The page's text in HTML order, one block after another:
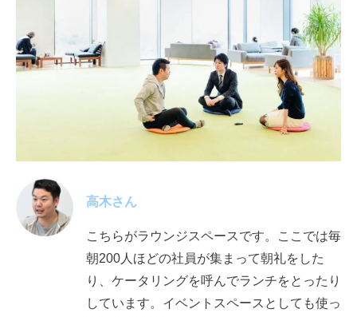
高木さん
こちらがラウンジスペースです。ここでは毎
朝200人ほどの社員が集まって朝礼をした
り、ケータリングを呼んでランチをとったり
しています。イベントスペースとしても使っ